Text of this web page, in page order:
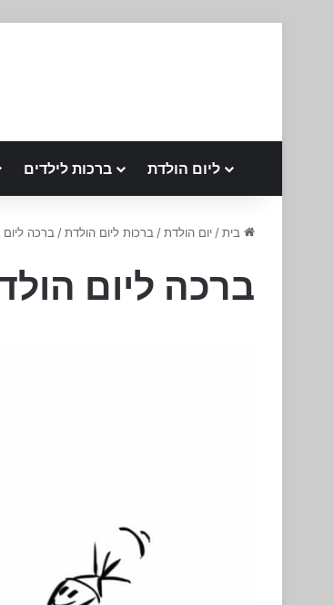
ליום הולדת ברכות לילדים
בית/ יום הולדת/ ברכות ליום הולדת/ ברכה ליום
ברכה ליום